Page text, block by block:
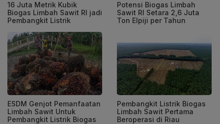
16 Juta Metrik Kubik
Biogas Limbah Sawit RI jadi
Pembangkit Listrik
Potensi Biogas Limbah
Sawit RI Setara 2,6 Juta
Ton Elpiji per Tahun
ESDM Genjot Pemanfaatan
Limbah Sawit Untuk
Pembangkit Listrik Biogas
Pembangkit Listrik Biogas
Limbah Sawit Pertama
Beroperasi di Riau